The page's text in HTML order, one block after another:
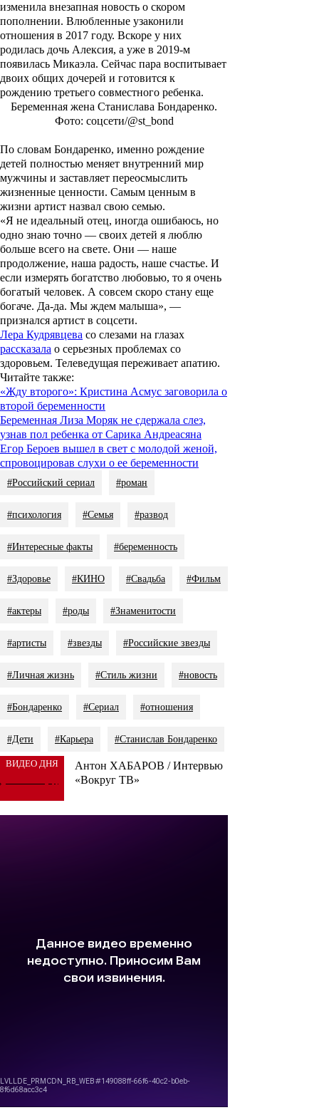
изменила внезапная новость о скором
пополнении. Влюбленные узаконили
отношения в 2017 году. Вскоре у них
родилась дочь Алексия, а уже в 2019-м
появилась Микаэла. Сейчас пара воспитывает
двоих общих дочерей и готовится к
рождению третьего совместного ребенка.
Беременная жена Станислава Бондаренко.
Фото: соцсети/@st_bond
По словам Бондаренко, именно рождение
детей полностью меняет внутренний мир
мужчины и заставляет переосмыслить
жизненные ценности. Самым ценным в
жизни артист назвал свою семью.
«Я не идеальный отец, иногда ошибаюсь, но
одно знаю точно — своих детей я люблю
больше всего на свете. Они — наше
продолжение, наша радость, наше счастье. И
если измерять богатство любовью, то я очень
богатый человек. А совсем скоро стану еще
богаче. Да-да. Мы ждем малыша», —
признался артист в соцсети.
Лера Кудрявцева со слезами на глазах
рассказала о серьезных проблемах со
здоровьем. Телеведущая переживает апатию.
Читайте также:
«Жду второго»: Кристина Асмус заговорила о
второй беременности
Беременная Лиза Моряк не сдержала слез,
узнав пол ребенка от Сарика Андреасяна
Егор Бероев вышел в свет с молодой женой,
спровоцировав слухи о ее беременности
#Российский сериал #роман
#психология #Семья #развод
#Интересные факты #беременность
#Здоровье #КИНО #Свадьба #Фильм
#актеры #роды #Знаменитости
#артисты #звезды #Российские звезды
#Личная жизнь #Стиль жизни #новость
#Бондаренко #Сериал #отношения
#Дети #Карьера #Станислав Бондаренко
ВИДЕО ДНЯ
Антон ХАБАРОВ / Интервью
«Вокруг ТВ»